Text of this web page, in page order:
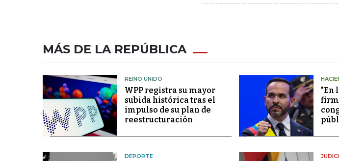
MÁS DE LA REPÚBLICA
REINO UNIDO
WPP registra su mayor
subida histórica tras el
impulso de su plan de
reestructuración
"En
DEPORTE